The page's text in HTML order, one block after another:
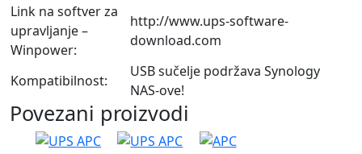
Link na softver za
upravljanje –
Winpower:
http://www.ups-software-
download.com
Kompatibilnost:
USB sučelje podržava Synology
NAS-ove!
Povezani proizvodi